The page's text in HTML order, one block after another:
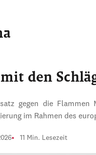
den
gegen die
im Rahmen des
11 Min. Lesezeit